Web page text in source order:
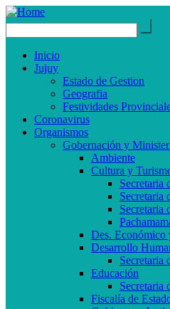
Inicio
Jujuy
Estado de Gestion
Geografia
Festividades
Coronavirus
Organismos
Gobernación y
Ambiente
Cultura y
Secretaria
Secretaria
Secretaria
Des. Económico
Desarrollo
Secretaria
Educación
Secretaria
Fiscalía de